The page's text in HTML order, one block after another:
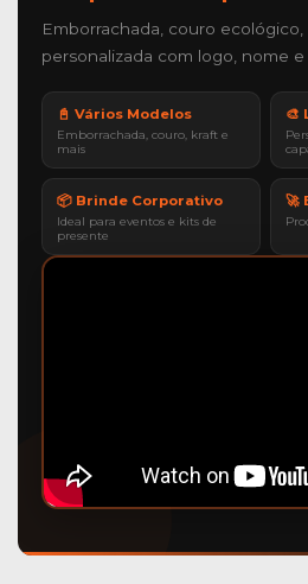
Emborrachada, couro
personalizada com logo, nome e
📓 Vários Modelos
Emborrachada, couro, kraft e
mais
🎨
📦 Brinde Corporativo
Ideal para eventos e kits de
presente
🚀